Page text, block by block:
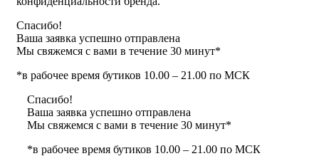
Спасибо!
Ваша заявка успешно отправлена
Мы свяжемся с вами в течение 30 минут*
*в рабочее время бутиков 10.00 – 21.00 по МСК
Спасибо!
Ваша заявка успешно отправлена
Мы свяжемся с вами в течение 30 минут*
*в рабочее время бутиков 10.00 – 21.00 по МСК